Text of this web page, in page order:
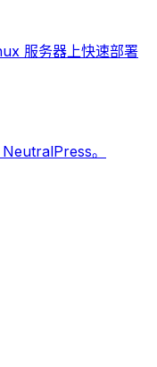
服务器上快速部署
。